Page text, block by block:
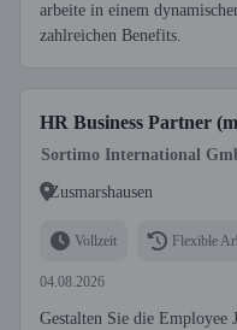
arbeite in einem
zahlreichen Benefits.
HR Business Partner
Sortimo International
Zusmarshausen
Vollzeit Flexible
04.08.2026
Gestalten Sie die Employee